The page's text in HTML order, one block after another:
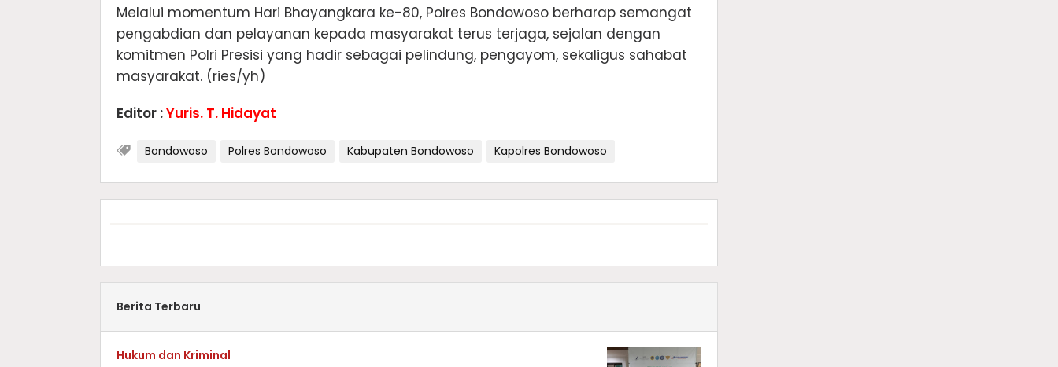
Melalui momentum Hari Bhayangkara ke-80, Polres Bondowoso berharap semangat
pengabdian dan pelayanan kepada masyarakat terus terjaga, sejalan dengan
komitmen Polri Presisi yang hadir sebagai pelindung, pengayom, sekaligus sahabat
masyarakat. (ries/yh)
Editor :Yuris. T. Hidayat
Bondowoso Polres Bondowoso Kabupaten Bondowoso Kapolres Bondowoso
Berita Terbaru
Hukum dan Kriminal